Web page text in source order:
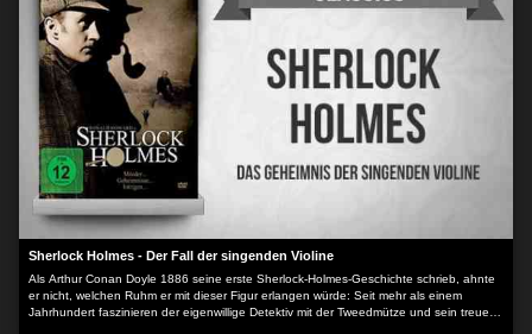
Sherlock Holmes - Der Fall der singenden Violine
Als Arthur Conan Doyle 1886 seine erste Sherlock-Holmes-Geschichte schrieb, ahnte
er nicht, welchen Ruhm er mit dieser Figur erlangen würde: Seit mehr als einem
Jahrhundert faszinieren der eigenwillige Detektiv mit der Tweedmütze und sein treuer